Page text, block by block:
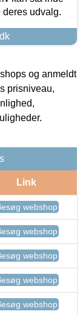
deres udvalg.
og anmeldt
prisniveau,
Link
webshop
webshop
webshop
webshop
webshop